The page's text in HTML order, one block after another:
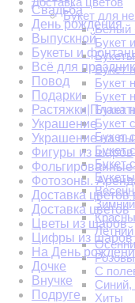
Букет для
Белый
Букет
Букет
Букет
Букет
Букет
Букет
Букет
Букет
Букет
С
Синий,
Хиты
Свадьба
День рождения
Выпускной
Букеты и
Всё для
Повод
Подарки
Украшение
Украшение на
Фигуры из шаров
Фотозоны.
Доставка цветов
Доставка цветов
Цветы из шаров
Цифры из шаров
На День
Дочке
Внучке
Подруге